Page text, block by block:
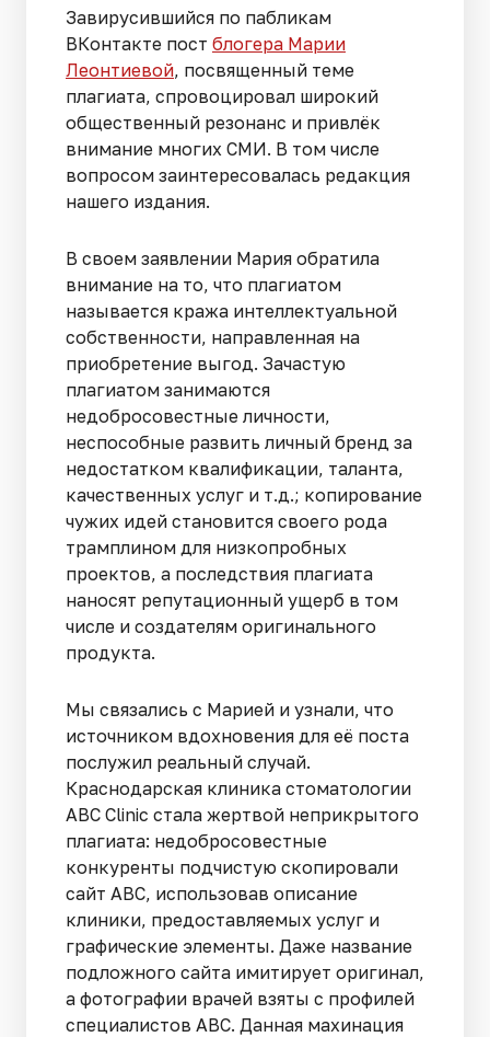
Завирусившийся по пабликам
ВКонтакте пост блогера Марии
Леонтиевой, посвященный теме
плагиата, спровоцировал широкий
общественный резонанс и привлёк
внимание многих СМИ. В том числе
вопросом заинтересовалась редакция
нашего издания.
В своем заявлении Мария обратила
внимание на то, что плагиатом
называется кража интеллектуальной
собственности, направленная на
приобретение выгод. Зачастую
плагиатом занимаются
недобросовестные личности,
неспособные развить личный бренд за
недостатком квалификации, таланта,
качественных услуг и т.д.; копирование
чужих идей становится своего рода
трамплином для низкопробных
проектов, а последствия плагиата
наносят репутационный ущерб в том
числе и создателям оригинального
продукта.
Мы связались с Марией и узнали, что
источником вдохновения для её поста
послужил реальный случай.
Краснодарская клиника стоматологии
ABC Clinic стала жертвой неприкрытого
плагиата: недобросовестные
конкуренты подчистую скопировали
сайт ABC, использовав описание
клиники, предоставляемых услуг и
графические элементы. Даже название
подложного сайта имитирует оригинал,
а фотографии врачей взяты с профилей
специалистов ABC. Данная махинация